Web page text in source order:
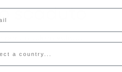
scaduto
un token valido.